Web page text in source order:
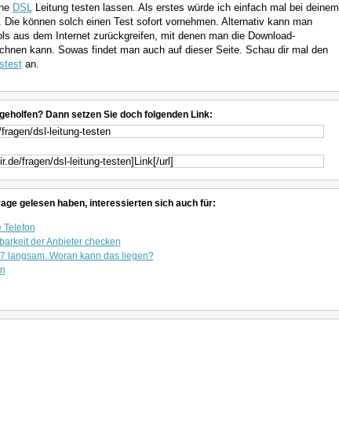
DSLLeitung testen lassen. Als erstes würde ich einfach mal bei deinem
Die können solch einen Test sofort vornehmen. Alternativ kann man
aus dem Internet zurückgreifen, mit denen man die Download-
kann. Sowas findet man auch auf dieser Seite. Schau dir mal den
an.
Dann setzen Sie doch folgenden Link:
gelesen haben, interessierten sich auch für:
Telefon
der Anbieter checken
langsam. Woran kann das liegen?